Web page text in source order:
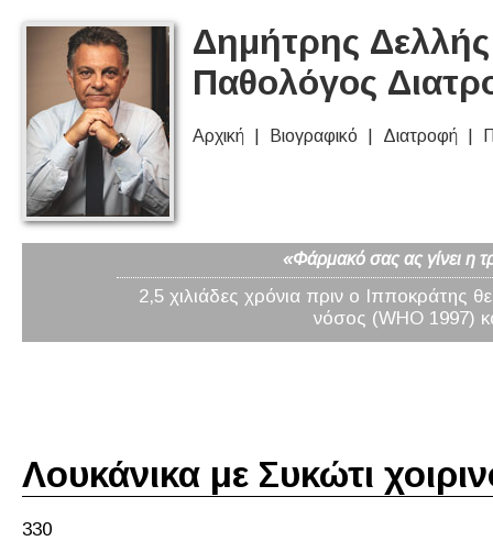
Δημήτρης
Παθολόγος
Αρχική Βιογραφικό Διατροφή
«Φάρμακό σας ας γίνει η
2,5 χιλιάδες χρόνια πριν ο Ιπποκράτης
νόσος (WHO 1997)
Λουκάνικα με Συκώτι
330